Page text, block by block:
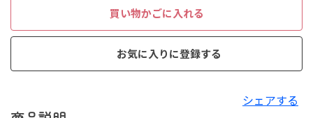
買い物かごに入れる
お気に入りに登録する
シェアする